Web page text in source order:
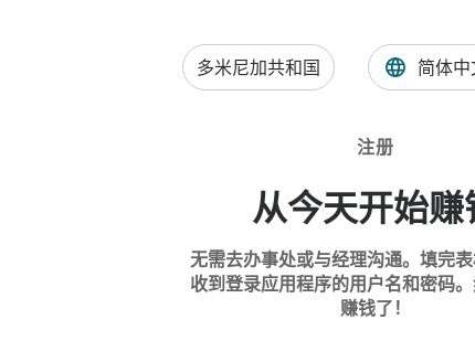
多米尼加共和国 简体
注册
从今天开始赚
无需去办事处或与经理沟通。填完
收到登录应用程序的用户名和密码
赚钱了！